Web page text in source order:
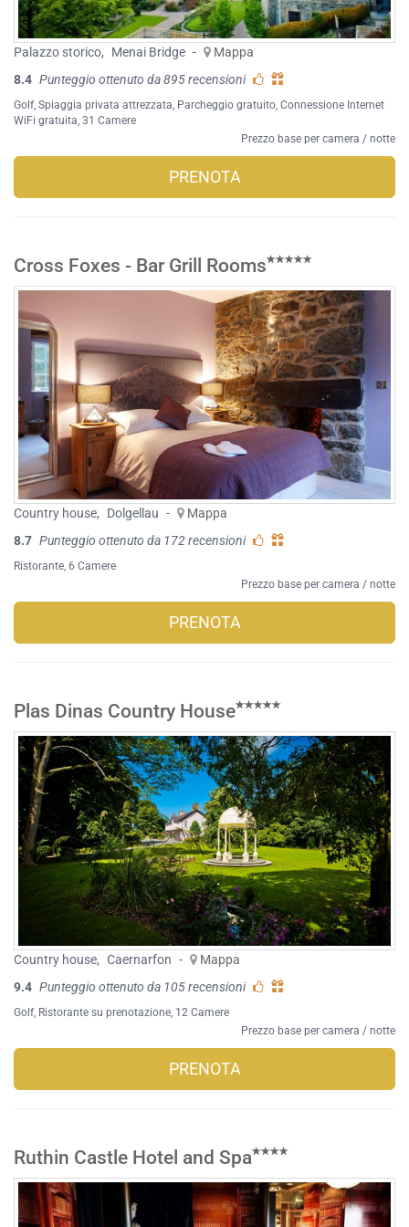
Palazzo storico, Menai Bridge -
Mappa
8.4 Punteggio ottenuto da 895 recensioni
Golf Spiaggia privata attrezzata Parcheggio gratuito Connessione Internet
WiFi gratuita , 31 Camere
Prezzo base per camera / notte
PRENOTA
Cross Foxes - Bar Grill Rooms
Country house, Dolgellau -
Mappa
8.7 Punteggio ottenuto da 172 recensioni
Ristorante, 6 Camere
Prezzo base per camera / notte
PRENOTA
Plas Dinas Country House
Country house, Caernarfon -
Mappa
9.4 Punteggio ottenuto da 105 recensioni
Golf Ristorante su prenotazione , 12 Camere
Prezzo base per camera / notte
PRENOTA
Ruthin Castle Hotel and Spa